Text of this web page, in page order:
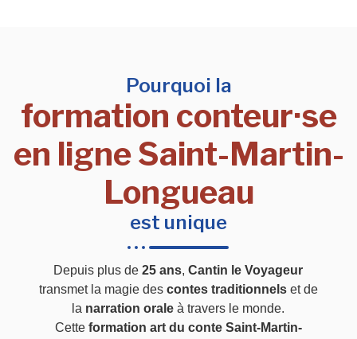
Pourquoi la
formation conteur·se
en ligne Saint-Martin-
Longueau
est unique
Depuis plus de25 ans,Cantin le Voyageur
transmet la magie des contes traditionnelset de
la narration orale à travers le monde.
Cette formation art du conte Saint-Martin-